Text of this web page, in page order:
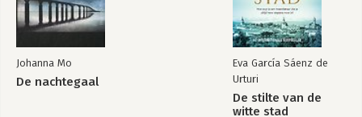
Johanna Mo
De nachtegaal
Eva García Sáenz de
Urturi
De stilte van de
witte stad